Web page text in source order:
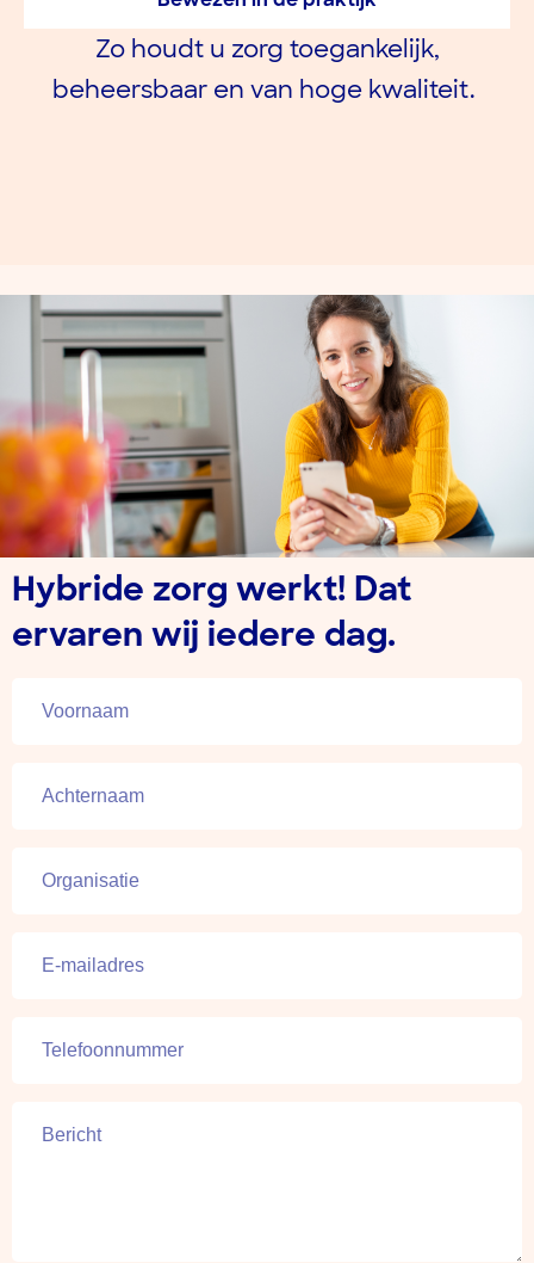
Zo houdt u zorg toegankelijk,
beheersbaar en van hoge kwaliteit.
Hybride zorg werkt! Dat
ervaren wij iedere dag.